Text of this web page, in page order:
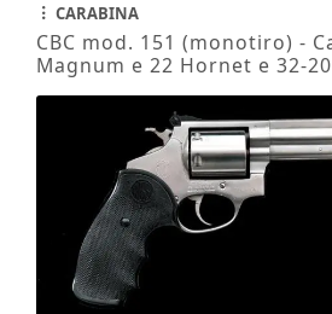
CARABINA
CBC mod. 151 (monotiro) -
Magnum e 22 Hornet e 32-20